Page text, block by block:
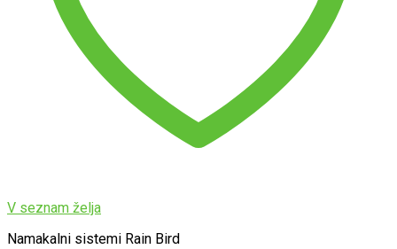
V seznam želja
Namakalni sistemi Rain Bird